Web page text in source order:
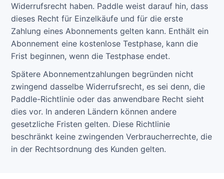
Widerrufsrecht haben. Paddle weist darauf hin, dass
dieses Recht für Einzelkäufe und für die erste
Zahlung eines Abonnements gelten kann. Enthält ein
Abonnement eine kostenlose Testphase, kann die
Frist beginnen, wenn die Testphase endet.
Spätere Abonnementzahlungen begründen nicht
zwingend dasselbe Widerrufsrecht, es sei denn, die
Paddle-Richtlinie oder das anwendbare Recht sieht
dies vor. In anderen Ländern können andere
gesetzliche Fristen gelten. Diese Richtlinie
beschränkt keine zwingenden Verbraucherrechte, die
in der Rechtsordnung des Kunden gelten.